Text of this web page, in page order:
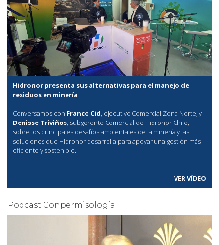
Hidronor presenta sus alternativas para el manejo de
residuos en minería
Conversamos con Franco Cid, ejecutivo Comercial Zona Norte, y
Denisse Triviños, subgerente Comercial de Hidronor Chile,
sobre los principales desafíos ambientales de la minería y las
soluciones que Hidronor desarrolla para apoyar una gestión más
eficiente y sostenible.
VER VÍDEO
Podcast Conpermisología